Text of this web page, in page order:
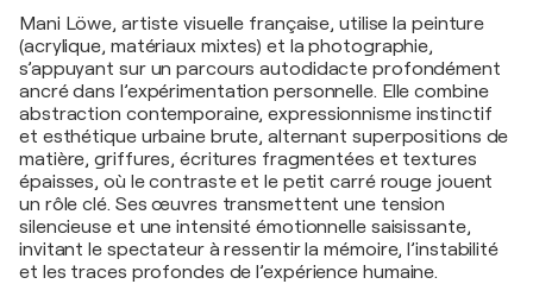
Mani Löwe, artiste visuelle française, utilise la peinture
(acrylique, matériaux mixtes) et la photographie,
s’appuyant sur un parcours autodidacte profondément
ancré dans l’expérimentation personnelle. Elle combine
abstraction contemporaine, expressionnisme instinctif
et esthétique urbaine brute, alternant superpositions de
matière, griffures, écritures fragmentées et textures
épaisses, où le contraste et le petit carré rouge jouent
un rôle clé. Ses œuvres transmettent une tension
silencieuse et une intensité émotionnelle saisissante,
invitant le spectateur à ressentir la mémoire, l’instabilité
et les traces profondes de l’expérience humaine.